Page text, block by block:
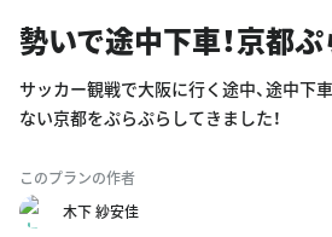
勢いで途中下車！京都ぷ
サッカー観戦で大阪に行く途中、途中下
ない京都をぷらぷらしてきました！
このプランの作者
木下 紗安佳